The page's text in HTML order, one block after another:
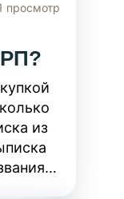
просмотр
из